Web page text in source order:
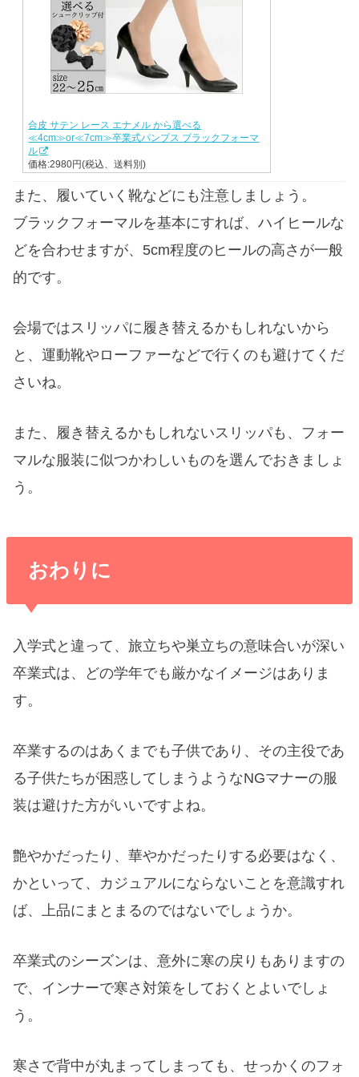
合皮 サテン レース エナメル から選べる
≪4cm≫or≪7cm≫卒業式パンプス ブラックフォーマ
ル
価格:2980円(税込、送料別)
また、履いていく靴などにも注意しましょう。
ブラックフォーマルを基本にすれば、ハイヒールな
どを合わせますが、5cm程度のヒールの高さが一般
的です。
会場ではスリッパに履き替えるかもしれないから
と、運動靴やローファーなどで行くのも避けてくだ
さいね。
また、履き替えるかもしれないスリッパも、フォー
マルな服装に似つかわしいものを選んでおきましょ
う。
おわりに
入学式と違って、旅立ちや巣立ちの意味合いが深い
卒業式は、どの学年でも厳かなイメージはありま
す。
卒業するのはあくまでも子供であり、その主役であ
る子供たちが困惑してしまうようなNGマナーの服
装は避けた方がいいですよね。
艶やかだったり、華やかだったりする必要はなく、
かといって、カジュアルにならないことを意識すれ
ば、上品にまとまるのではないでしょうか。
卒業式のシーズンは、意外に寒の戻りもありますの
で、インナーで寒さ対策をしておくとよいでしょ
う。
寒さで背中が丸まってしまっても、せっかくのフォ